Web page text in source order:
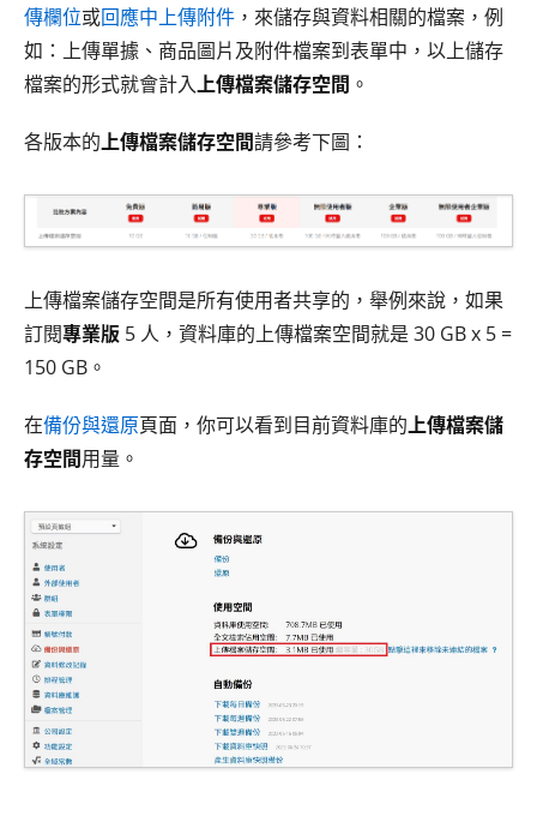
傳欄位或回應中上傳附件 ，來儲存與資料相關的檔案，例
如：上傳單據、商品圖片及附件檔案到表單中，以上儲存
檔案的形式就會計入上傳檔案儲存空間 。
各版本的上傳檔案儲存空間請參考下圖：
上傳檔案儲存空間是所有使用者共享的，舉例來說，如果
訂閱專業版 5 人，資料庫的上傳檔案空間就是 30 GB x 5 =
150 GB。
在備份與還原頁面，你可以看到目前資料庫的上傳檔案儲
存空間用量。